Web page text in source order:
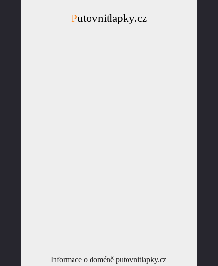
Putovnitlapky.cz
Informace o doméně putovnitlapky.cz